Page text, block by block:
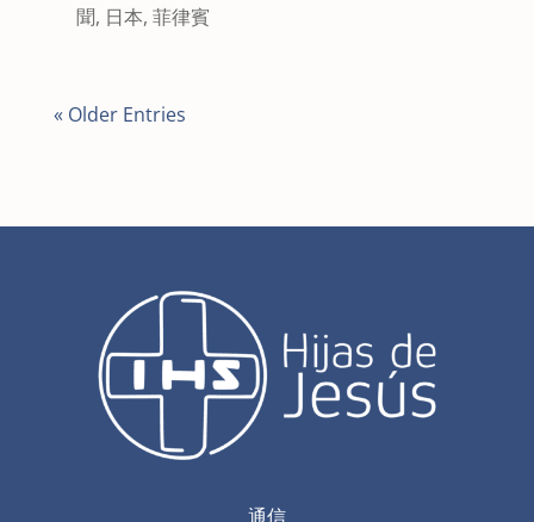
聞, 日本, 菲律賓
« Older Entries
通信